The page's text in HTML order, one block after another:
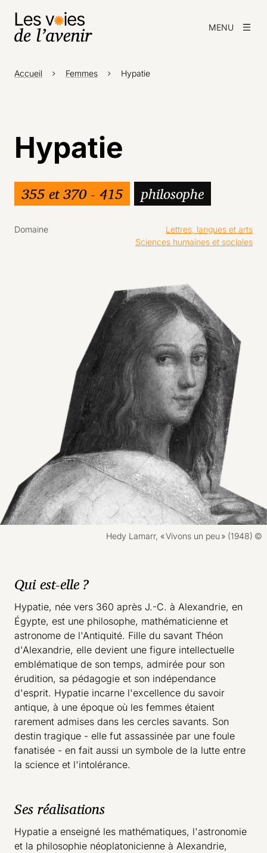
MENU
Accueil Femmes Hypatie
Hypatie
355 et 370 - 415 philosophe
Domaine
Lettres, langues et arts
Sciences humaines et sociales
Droits réservés :
Hedy Lamarr, « Vivons un peu » (1948)
Qui est-elle ?
Hypatie, née vers 360 après J.-C. à Alexandrie, en
Égypte, est une philosophe, mathématicienne et
astronome de l'Antiquité. Fille du savant Théon
d'Alexandrie, elle devient une figure intellectuelle
emblématique de son temps, admirée pour son
érudition, sa pédagogie et son indépendance
d'esprit. Hypatie incarne l'excellence du savoir
antique, à une époque où les femmes étaient
rarement admises dans les cercles savants. Son
destin tragique - elle fut assassinée par une foule
fanatisée - en fait aussi un symbole de la lutte entre
la science et l'intolérance.
Ses réalisations
Hypatie a enseigné les mathématiques, l'astronomie
et la philosophie néoplatonicienne à Alexandrie,